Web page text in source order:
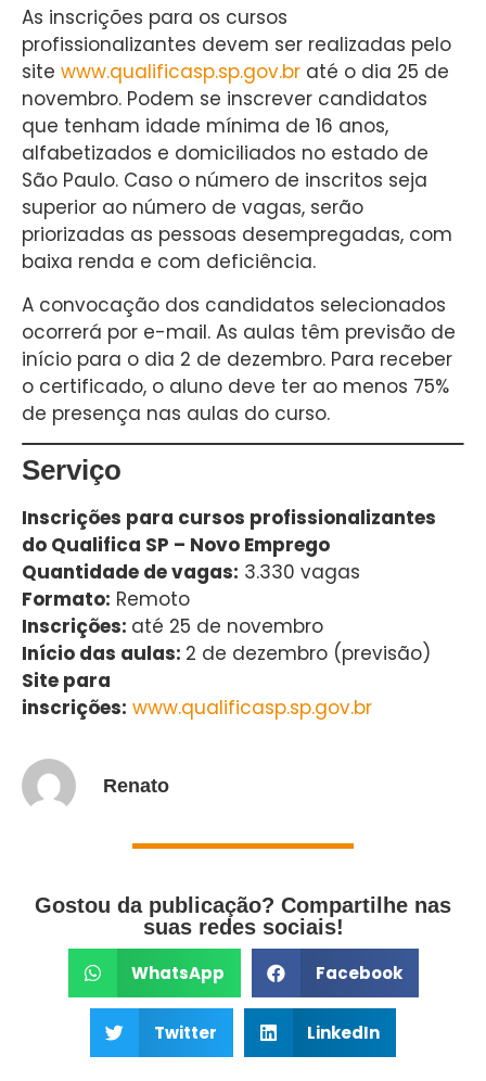
As inscrições para os cursos
profissionalizantes devem ser realizadas pelo
site www.qualificasp.sp.gov.br até o dia 25 de
novembro. Podem se inscrever candidatos
que tenham idade mínima de 16 anos,
alfabetizados e domiciliados no estado de
São Paulo. Caso o número de inscritos seja
superior ao número de vagas, serão
priorizadas as pessoas desempregadas, com
baixa renda e com deficiência.
A convocação dos candidatos selecionados
ocorrerá por e-mail. As aulas têm previsão de
início para o dia 2 de dezembro. Para receber
o certificado, o aluno deve ter ao menos 75%
de presença nas aulas do curso.
Serviço
Inscrições para cursos profissionalizantes
do Qualifica SP – Novo Emprego
Quantidade de vagas: 3.330 vagas
Formato: Remoto
Inscrições: até 25 de novembro
Início das aulas: 2 de dezembro (previsão)
Site para
inscrições: www.qualificasp.sp.gov.br
Renato
Gostou da publicação? Compartilhe nas
suas redes sociais!
WhatsApp Facebook
Twitter LinkedIn